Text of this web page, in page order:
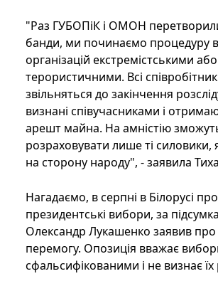
"Раз ГУБОПіК і ОМОН
банди, ми починаємо процедуру
організацій екстремістськими або
терористичними. Всі
звільняться до закінчення
визнані співучасниками і
арешт майна. На амністію
розраховувати лише ті силовики,
на сторону народу", - заявила
Нагадаємо, в серпні в Білорусі
президентські вибори, за
Олександр Лукашенко заявив
перемогу. Опозиція вважає
сфальсифікованими і не визнає їх